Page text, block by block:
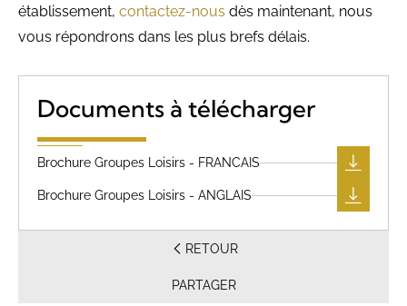
établissement, contactez-nous dès maintenant, nous
vous répondrons dans les plus brefs délais.
Documents à télécharger
Brochure Groupes Loisirs - FRANCAIS
Brochure Groupes Loisirs - ANGLAIS
RETOUR
PARTAGER